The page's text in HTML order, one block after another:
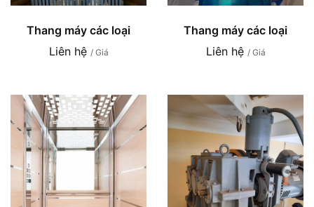
Thang máy các loại
Liên hệ / Giá
Thang máy các loại
Liên hệ / Giá